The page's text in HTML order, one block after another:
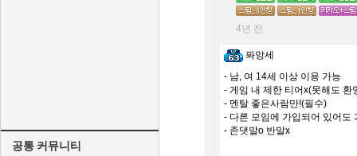
공통 커뮤니티
4년 전
퐈앙세
- 남, 여 14세 이상 이용 가능
- 게임 내 제한 티어x(못해도 환
- 멘탈 좋은사람만!(필수)
- 다른 모임에 가입되어 있어도
- 존댓말o 반말x